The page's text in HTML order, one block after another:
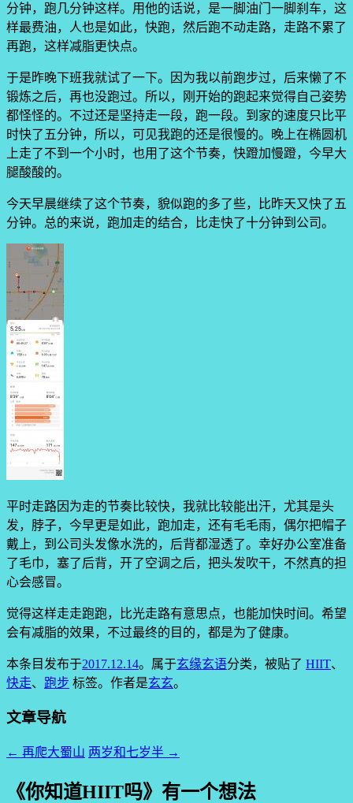
分钟，跑几分钟这样。用他的话说，是一脚油门一脚刹车，这
样最费油，人也是如此，快跑，然后跑不动走路，走路不累了
再跑，这样减脂更快点。
于是昨晚下班我就试了一下。因为我以前跑步过，后来懒了不
锻炼之后，再也没跑过。所以，刚开始的跑起来觉得自己姿势
都怪怪的。不过还是坚持走一段，跑一段。到家的速度只比平
时快了五分钟，所以，可见我跑的还是很慢的。晚上在椭圆机
上走了不到一个小时，也用了这个节奏，快蹬加慢蹬，今早大
腿酸酸的。
今天早晨继续了这个节奏，貌似跑的多了些，比昨天又快了五
分钟。总的来说，跑加走的结合，比走快了十分钟到公司。
平时走路因为走的节奏比较快，我就比较能出汗，尤其是头
发，脖子，今早更是如此，跑加走，还有毛毛雨，偶尔把帽子
戴上，到公司头发像水洗的，后背都湿透了。幸好办公室准备
了毛巾，塞了后背，开了空调之后，把头发吹干，不然真的担
心会感冒。
觉得这样走走跑跑，比光走路有意思点，也能加快时间。希望
会有减脂的效果，不过最终的目的，都是为了健康。
本条目发布于2017.12.14。属于玄缘玄语分类，被贴了 HIIT、
快走、 跑步 标签。 作者是玄玄。
文章导航
← 再爬大蜀山 两岁和七岁半 →
《你知道HIIT吗》有一个想法